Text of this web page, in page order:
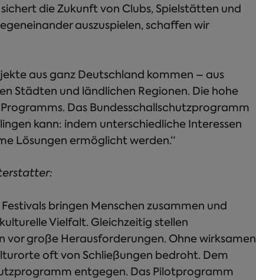
die Zukunft von Clubs, Spielstätten und
auszuspielen, schaffen wir
aus ganz Deutschland kommen – aus
Städten und ländlichen Regionen. Die hohe
Das Bundesschallschutzprogramm
kann: indem unterschiedliche Interessen
Lösungen ermöglicht werden.“
bringen Menschen zusammen und
Vielfalt. Gleichzeitig stellen
große Herausforderungen. Ohne wirksamen
oft von Schließungen bedroht. Dem
entgegen. Das Pilotprogramm